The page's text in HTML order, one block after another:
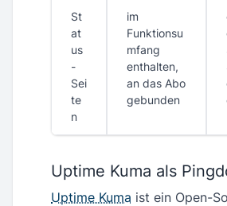
St
at
us
-
Sei
te
n
im
Funktionsu
mfang
enthalten,
an das Abo
gebunden
Uptime Kuma als
Uptime Kuma ist ein Open-